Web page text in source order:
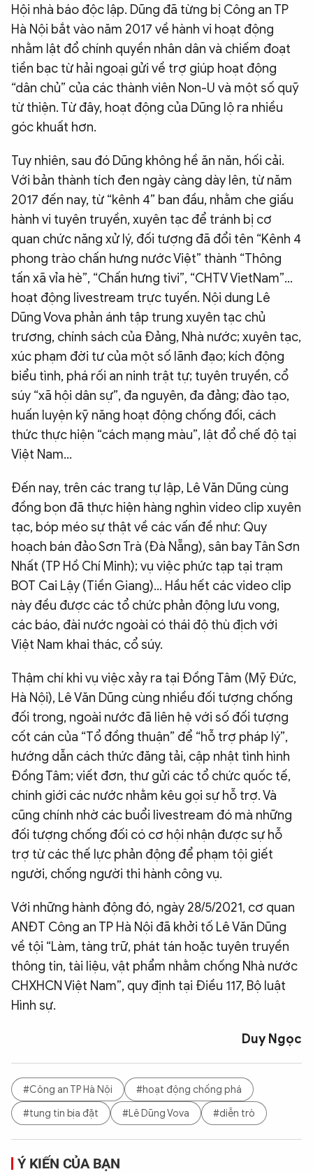
Hội nhà báo độc lập. Dũng đã từng bị Công an TP
Hà Nội bắt vào năm 2017 về hành vi hoạt động
nhằm lật đổ chính quyền nhân dân và chiếm đoạt
tiền bạc từ hải ngoại gửi về trợ giúp hoạt động
“dân chủ” của các thành viên Non-U và một số quỹ
từ thiện. Từ đây, hoạt động của Dũng lộ ra nhiều
góc khuất hơn.
Tuy nhiên, sau đó Dũng không hề ăn năn, hối cải.
Với bản thành tích đen ngày càng dày lên, từ năm
2017 đến nay, từ “kênh 4” ban đầu, nhằm che giấu
hành vi tuyên truyền, xuyên tạc để tránh bị cơ
quan chức năng xử lý, đối tượng đã đổi tên “Kênh 4
phong trào chấn hưng nước Việt” thành “Thông
tấn xã vỉa hè”, “Chấn hưng tivi”, “CHTV VietNam”…
hoạt động livestream trực tuyến. Nội dung Lê
Dũng Vova phản ánh tập trung xuyên tạc chủ
trương, chính sách của Đảng, Nhà nước; xuyên tạc,
xúc phạm đời tư của một số lãnh đạo; kích động
biểu tình, phá rối an ninh trật tự; tuyên truyền, cổ
súy “xã hội dân sự”, đa nguyên, đa đảng; đào tạo,
huấn luyện kỹ năng hoạt động chống đối, cách
thức thực hiện “cách mạng màu”, lật đổ chế độ tại
Việt Nam…
Đến nay, trên các trang tự lập, Lê Văn Dũng cùng
đồng bọn đã thực hiện hàng nghìn video clip xuyên
tạc, bóp méo sự thật về các vấn đề như: Quy
hoạch bán đảo Sơn Trà (Đà Nẵng), sân bay Tân Sơn
Nhất (TP Hồ Chí Minh); vụ việc phức tạp tại trạm
BOT Cai Lậy (Tiền Giang)… Hầu hết các video clip
này đều được các tổ chức phản động lưu vong,
các báo, đài nước ngoài có thái độ thù địch với
Việt Nam khai thác, cổ súy.
Thậm chí khi vụ việc xảy ra tại Đồng Tâm (Mỹ Đức,
Hà Nội), Lê Văn Dũng cùng nhiều đối tượng chống
đối trong, ngoài nước đã liên hệ với số đối tượng
cốt cán của “Tổ đồng thuận” để “hỗ trợ pháp lý”,
hướng dẫn cách thức đăng tải, cập nhật tình hình
Đồng Tâm; viết đơn, thư gửi các tổ chức quốc tế,
chính giới các nước nhằm kêu gọi sự hỗ trợ. Và
cũng chính nhờ các buổi livestream đó mà những
đối tượng chống đối có cơ hội nhận được sự hỗ
trợ từ các thế lực phản động để phạm tội giết
người, chống người thi hành công vụ.
Với những hành động đó, ngày 28/5/2021, cơ quan
ANĐT Công an TP Hà Nội đã khởi tố Lê Văn Dũng
về tội “Làm, tàng trữ, phát tán hoặc tuyên truyền
thông tin, tài liệu, vật phẩm nhằm chống Nhà nước
CHXHCN Việt Nam”, quy định tại Điều 117, Bộ luật
Hình sự.
Duy Ngọc
#Công an TP Hà Nội
#hoạt động chống phá
#tung tin bịa đặt
#Lê Dũng Vova #diễn trò
Ý KIẾN CỦA BẠN